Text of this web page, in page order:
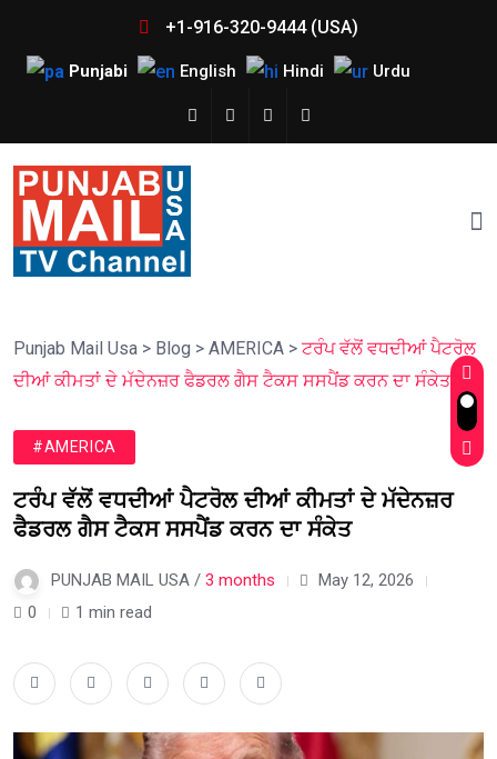
+1-916-320-9444 (USA)
Punjabi English Hindi Urdu
Punjab Mail Usa > Blog > AMERICA > ਟਰੰਪ ਵੱਲੋਂ ਵਧਦੀਆਂ ਪੈਟਰੋਲ
ਦੀਆਂ ਕੀਮਤਾਂ ਦੇ ਮੱਦੇਨਜ਼ਰ ਫੈਡਰਲ ਗੈਸ ਟੈਕਸ ਸਸਪੈਂਡ ਕਰਨ ਦਾ ਸੰਕੇਤ
#AMERICA
ਟਰੰਪ ਵੱਲੋਂ ਵਧਦੀਆਂ ਪੈਟਰੋਲ ਦੀਆਂ ਕੀਮਤਾਂ ਦੇ ਮੱਦੇਨਜ਼ਰ
ਫੈਡਰਲ ਗੈਸ ਟੈਕਸ ਸਸਪੈਂਡ ਕਰਨ ਦਾ ਸੰਕੇਤ
PUNJAB MAIL USA / 3 months
May 12, 2026
0
1 min read